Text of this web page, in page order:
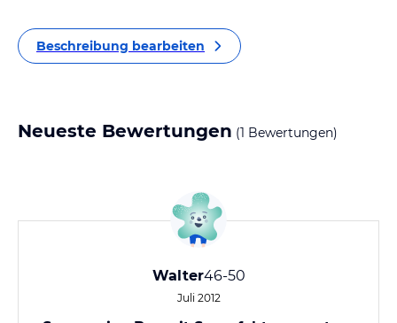
Beschreibung bearbeiten
Neueste Bewertungen (1 Bewertungen)
Walter46-50
Juli 2012